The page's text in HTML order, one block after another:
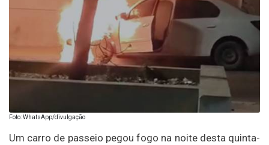
Foto: WhatsApp/divulgação
Um carro de passeio pegou fogo na noite desta quinta-